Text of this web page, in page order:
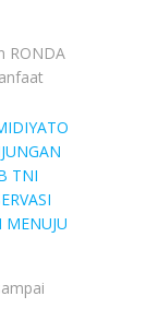
RONDA
TNI
MENUJU